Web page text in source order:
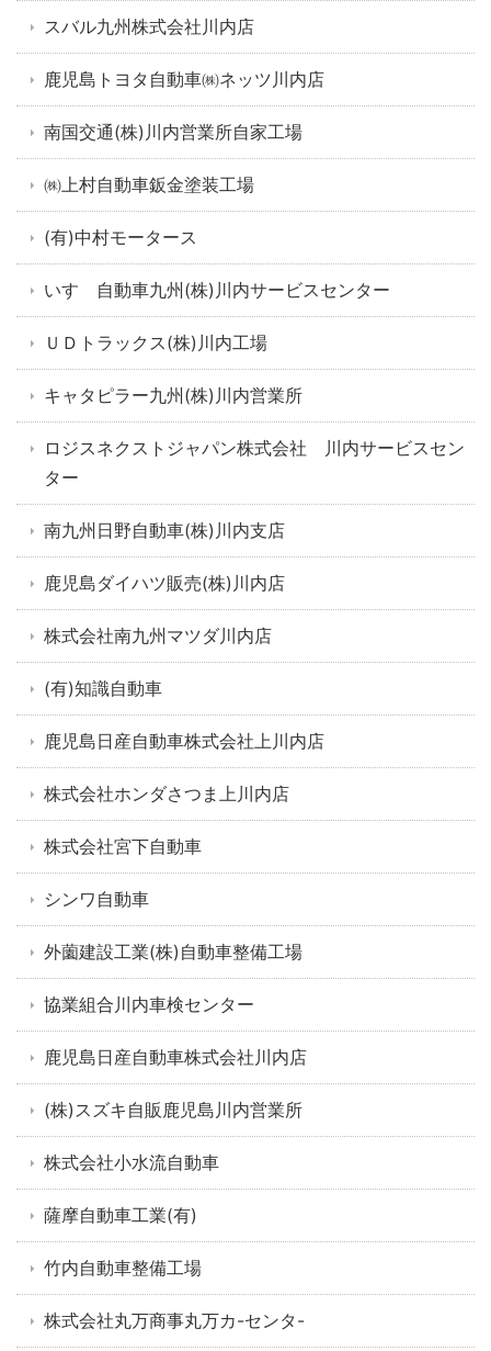
スバル九州株式会社川内店
鹿児島トヨタ自動車㈱ネッツ川内店
南国交通(株)川内営業所自家工場
㈱上村自動車鈑金塗装工場
(有)中村モータース
いすゞ自動車九州(株)川内サービスセンター
ＵＤトラックス(株)川内工場
キャタピラー九州(株)川内営業所
ロジスネクストジャパン株式会社 川内サービスセン
ター
南九州日野自動車(株)川内支店
鹿児島ダイハツ販売(株)川内店
株式会社南九州マツダ川内店
(有)知識自動車
鹿児島日産自動車株式会社上川内店
株式会社ホンダさつま上川内店
株式会社宮下自動車
シンワ自動車
外薗建設工業(株)自動車整備工場
協業組合川内車検センター
鹿児島日産自動車株式会社川内店
(株)スズキ自販鹿児島川内営業所
株式会社小水流自動車
薩摩自動車工業(有)
竹内自動車整備工場
株式会社丸万商事丸万カ-センタ-